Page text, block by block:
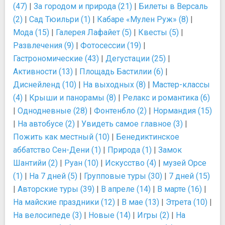
(47) | За городом и природа (21) | Билеты в Версаль
(2) | Сад Тюильри (1) | Кабаре «Мулен Руж» (8) |
Мода (15) | Галерея Лафайет (5) | Квесты (5) |
Развлечения (9) | Фотосессии (19) |
Гастрономические (43) | Дегустации (25) |
Активности (13) | Площадь Бастилии (6) |
Диснейленд (10) | На выходных (8) | Мастер-классы
(4) | Крыши и панорамы (8) | Релакс и романтика (6)
| Однодневные (28) | Фонтенбло (2) | Нормандия (15)
| На автобусе (2) | Увидеть самое главное (3) |
Пожить как местный (10) | Бенедиктинское
аббатство Сен-Дени (1) | Природа (1) | Замок
Шантийи (2) | Руан (10) | Искусство (4) | музей Орсе
(1) | На 7 дней (5) | Групповые туры (30) | 7 дней (15)
| Авторские туры (39) | В апреле (14) | В марте (16) |
На майские праздники (12) | В мае (13) | Этрета (10) |
На велосипеде (3) | Новые (14) | Игры (2) | На